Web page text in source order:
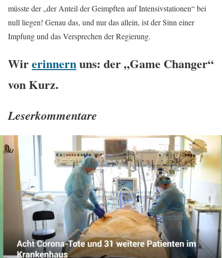
müsste der „der Anteil der Geimpften auf Intensivstationen“ bei
null liegen! Genau das, und nur das allein, ist der Sinn einer
Impfung und das Versprechen der Regierung.
Wirerinnernuns: der „Game Changer“
von Kurz.
Leserkommentare